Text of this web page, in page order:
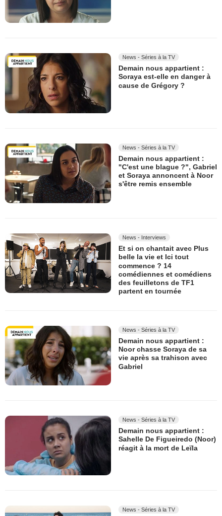
News - Séries à la TV
Demain nous appartient :
Soraya est-elle en danger à
cause de Grégory ?
News - Séries à la TV
Demain nous appartient :
"C'est une blague ?", Gabriel
et Soraya annoncent à Noor
s'être remis ensemble
News - Interviews
Et si on chantait avec Plus
belle la vie et Ici tout
commence ? 14
comédiennes et comédiens
des feuilletons de TF1
partent en tournée
News - Séries à la TV
Demain nous appartient :
Noor chasse Soraya de sa
vie après sa trahison avec
Gabriel
News - Séries à la TV
Demain nous appartient :
Sahelle De Figueiredo (Noor)
réagit à la mort de Leïla
News - Séries à la TV